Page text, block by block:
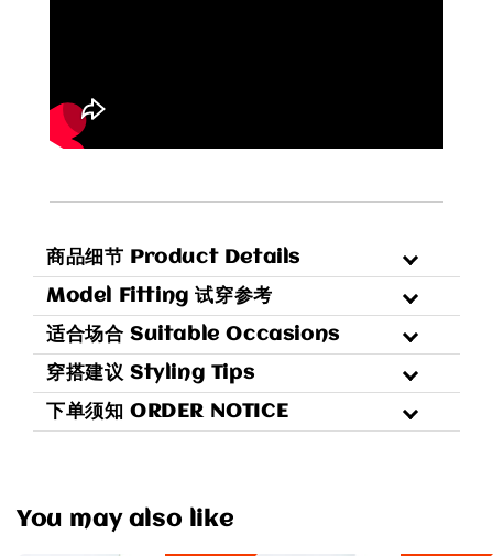
商品细节 Product Details
Model Fitting 试穿参考
适合场合 Suitable Occasions
穿搭建议 Styling Tips
下单须知 ORDER NOTICE
You may also like